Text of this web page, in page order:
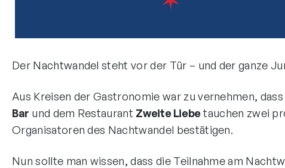
Der Nachtwandel steht vor der Tür – und der ganze
Aus Kreisen der Gastronomie war zu vernehmen,
Bar und dem Restaurant Zweite Liebetauchen zwei
Organisatoren des Nachtwandel bestätigen.
Nun sollte man wissen, dass die Teilnahme am